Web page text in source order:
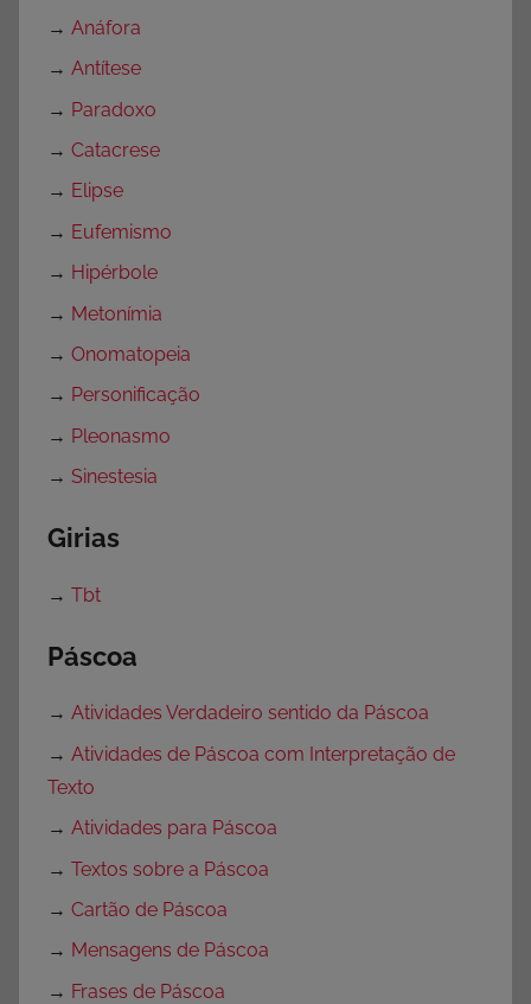
→ Anáfora
→ Antítese
→ Paradoxo
→ Catacrese
→ Elipse
→ Eufemismo
→ Hipérbole
→ Metonímia
→ Onomatopeia
→ Personificação
→ Pleonasmo
→ Sinestesia
Girias
→ Tbt
Páscoa
→ Atividades Verdadeiro sentido da Páscoa
→ Atividades de Páscoa com Interpretação de
Texto
→ Atividades para Páscoa
→ Textos sobre a Páscoa
→ Cartão de Páscoa
→ Mensagens de Páscoa
→ Frases de Páscoa